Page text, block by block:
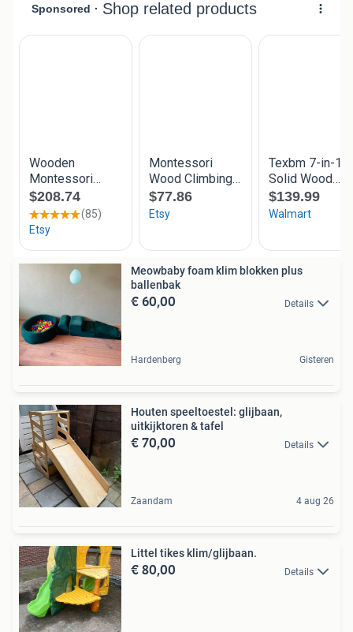
Meowbaby foam klim blokken plus
ballenbak
€ 60,00 Details
Hardenberg Gisteren
Houten speeltoestel: glijbaan,
uitkijktoren & tafel
€ 70,00 Details
Zaandam 4 aug 26
Littel tikes klim/glijbaan.
€ 80,00 Details